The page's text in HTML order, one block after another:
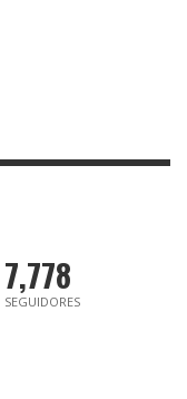
7,778
SEGUIDORES